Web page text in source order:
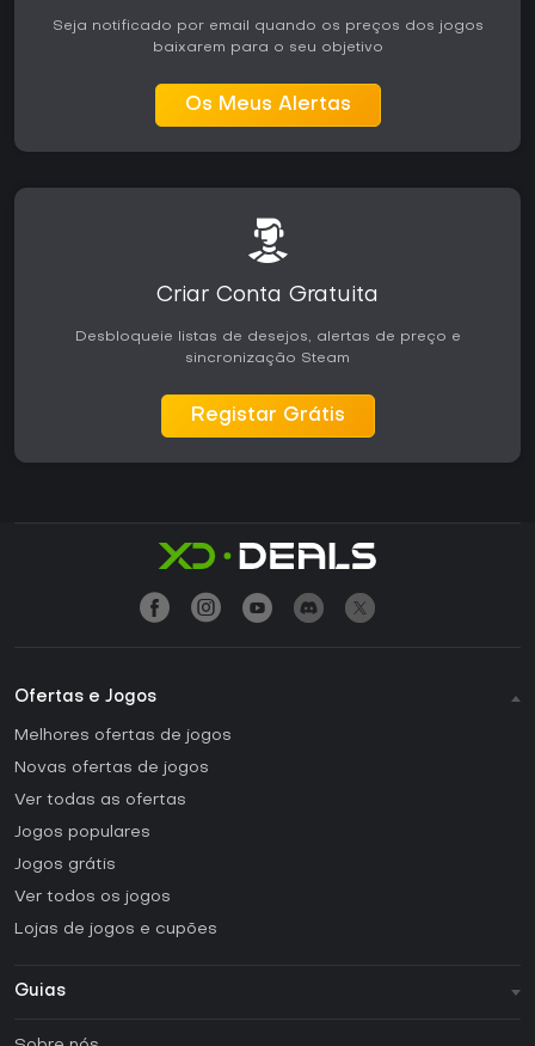
Seja notificado por email quando os preços dos jogos
baixarem para o seu objetivo
Os Meus Alertas
Criar Conta Gratuita
Desbloqueie listas de desejos, alertas de preço e
sincronização Steam
Registar Grátis
Ofertas e Jogos
Melhores ofertas de jogos
Novas ofertas de jogos
Ver todas as ofertas
Jogos populares
Jogos grátis
Ver todos os jogos
Lojas de jogos e cupões
Guias